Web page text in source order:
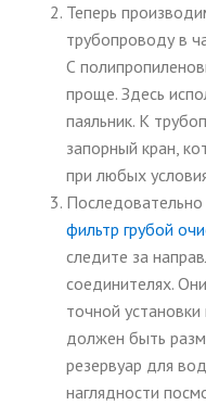
Теперь
трубопроводу в
С
проще. Здесь
паяльник. К
запорный кран,
при любых
фильтр грубой
следите за
соединителях.
точной
должен быть
резервуар для
наглядности